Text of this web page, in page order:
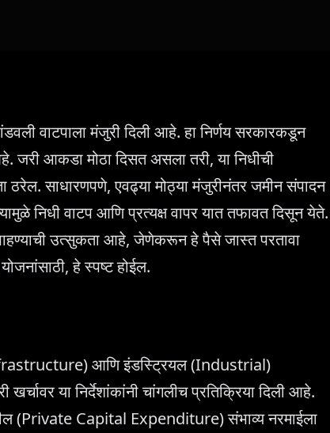
वाटपाला मंजुरी दिली आहे. हा निर्णय सरकारकडून
जरी आकडा मोठा दिसत असला तरी, या निधीची
ठरेल. साधारणपणे, एवढ्या मोठ्या मंजुरीनंतर जमीन संपादन
निधी वाटप आणि प्रत्यक्ष वापर यात तफावत दिसून येते.
उत्सुकता आहे, जेणेकरून हे पैसे जास्त परतावा
हे स्पष्ट होईल.
आणि इंडस्ट्रियल (Industrial)
खर्चावर या निर्देशांकांनी चांगलीच प्रतिक्रिया दिली आहे.
(Private Capital Expenditure) संभाव्य नरमाईला